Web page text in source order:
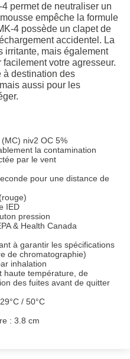
permet de neutraliser un
empêche la formule
4 possède un clapet de
accidentel. La
irritante, mais également
votre agresseur.
à destination des
aussi pour les
niv2 OC 5%
la contamination
par le vent
pour une distance de
IED
pression
& Health Canada
à garantir les spécifications
de chromatographie)
inhalation
haute température, de
des fuites avant de quitter
/ 50°C
: 3.8 cm